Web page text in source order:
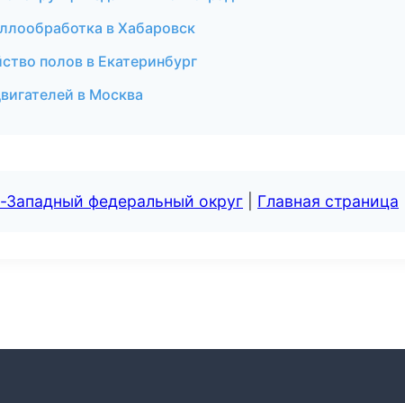
в Хабаровск
полов в Екатеринбург
в Москва
федеральный округ Главная страница